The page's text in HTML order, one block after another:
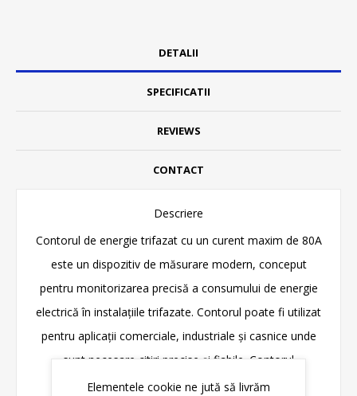
DETALII
SPECIFICATII
REVIEWS
CONTACT
Descriere
Contorul de energie trifazat cu un curent maxim de 80A
este un dispozitiv de măsurare modern, conceput
pentru monitorizarea precisă a consumului de energie
electrică în instalațiile trifazate. Contorul poate fi utilizat
pentru aplicații comerciale, industriale și casnice unde
sunt necesare citiri precise și fiabile. Contorul
Elementele cookie ne jută să livrăm